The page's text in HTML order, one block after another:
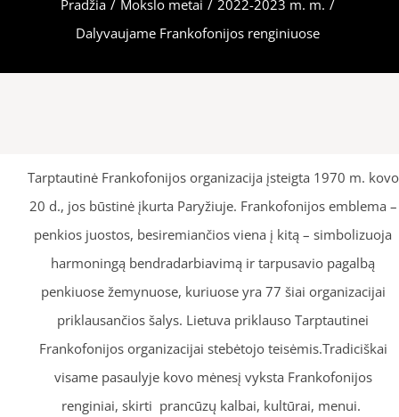
Pradžia / Mokslo metai / 2022-2023 m. m. /
Dalyvaujame Frankofonijos renginiuose
Tarptautinė Frankofonijos organizacija įsteigta 1970 m. kovo
20 d., jos būstinė įkurta Paryžiuje. Frankofonijos emblema –
penkios juostos, besiremiančios viena į kitą – simbolizuoja
harmoningą bendradarbiavimą ir tarpusavio pagalbą
penkiuose žemynuose, kuriuose yra 77 šiai organizacijai
priklausančios šalys. Lietuva priklauso Tarptautinei
Frankofonijos organizacijai stebėtojo teisėmis.Tradiciškai
visame pasaulyje kovo mėnesį vyksta Frankofonijos
renginiai, skirti prancūzų kalbai, kultūrai, menui.